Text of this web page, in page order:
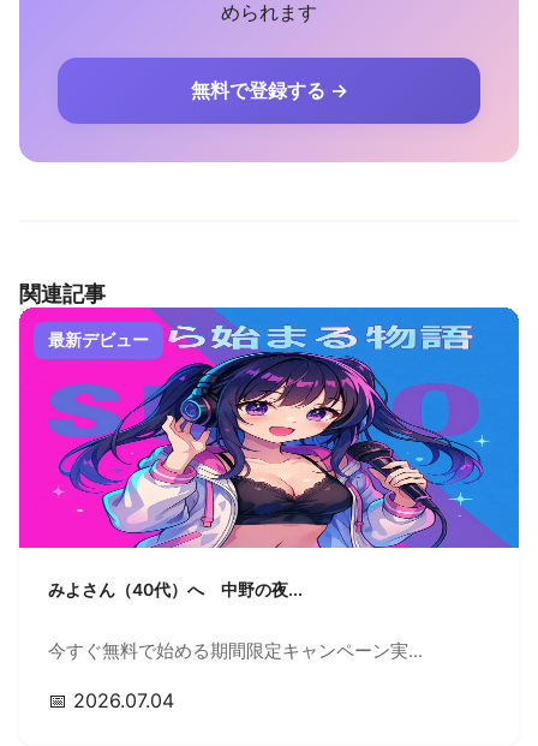
められます
無料で登録する →
関連記事
最新デビュー
みよさん（40代）へ 中野の夜...
今すぐ無料で始める期間限定キャンペーン実...
📅 2026.07.04